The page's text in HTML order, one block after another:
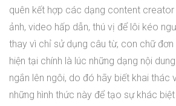
quên kết hợp các dạng content creator
ảnh, video hấp dẫn, thú vị để lôi kéo
thay vì chỉ sử dụng câu từ, con chữ đơn
hiện tại chính là lúc những dạng nội
ngắn lên ngôi, do đó hãy biết khai thác
những hình thức này để tạo sự khác